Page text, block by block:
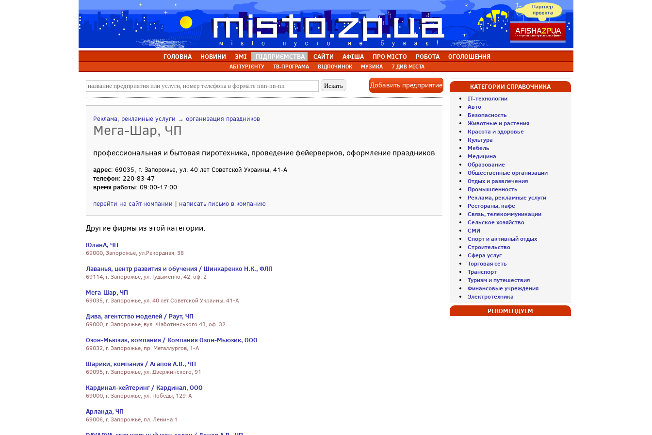
ГОЛОВНА НОВИНИ ЗМІ ПІДПРИЄМСТВА САЙТИ АФІША ПРО МІСТО РОБОТА ОГОЛОШЕННЯ
АБІТУРІЄНТУ ТВ-ПРОГРАМА ВІДПОЧИНОК МУЗИКА 7 ДИВ МІСТА
Добавить предприятие
Реклама, рекламные услуги → организация праздников
Мега-Шар, ЧП
профессиональная и бытовая пиротехника, проведение фейерверков, оформление праздников
адрес: 69035, г. Запорожье, ул. 40 лет Советской Украины, 41-А
телефон: 220-83-47
время работы: 09:00-17:00
перейти на сайт компании | написать письмо в компанию
Другие фирмы из этой категории:
ЮланА, ЧП
69000, Запорожье, ул.Рекордная, 38
Лаванья, центр развития и обучения / Шинкаренко Н.К., ФЛП
69114, г. Запорожье, ул. Гудыменко, 42, оф. 2
Мега-Шар, ЧП
69035, г. Запорожье, ул. 40 лет Советской Украины, 41-А
Дива, агентство моделей / Раут, ЧП
69000, г. Запорожье, вул. Жаботинського 43, оф. 32
Озон-Мьюзик, компания / Компания Озон-Мьюзик, ООО
69032, г. Запорожье, пр. Металлургов, 1-А
Шарики, компания / Агапов А.В., ЧП
69095, г. Запорожье, ул. Дзержинского, 91
Кардинал-кейтеринг / Кардинал, ООО
69000, г. Запорожье, ул. Победы, 129-А
Арланда, ЧП
69006, г. Запорожье, пл. Ленина 1
КАТЕГОРИИ СПРАВОЧНИКА
IT-технологии
Авто
Безопасность
Животные и растения
Красота и здоровье
Культура
Мебель
Медицина
Образование
Общественные организации
Отдых и развлечения
Промышленность
Реклама, рекламные услуги
Рестораны, кафе
Связь, телекоммуникации
Сельское хозяйство
СМИ
Спорт и активный отдых
Строительство
Сфера услуг
Торговая сеть
Транспорт
Туризм и путешествия
Финансовые учреждения
Электротехника
РЕКОМЕНДУЕМ